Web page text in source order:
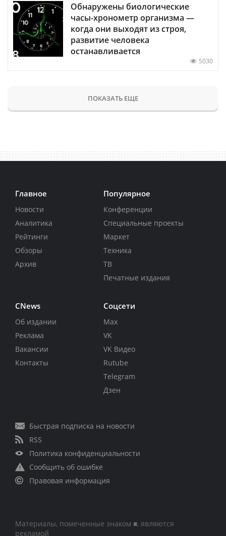
Обнаружены биологические
часы-хронометр организма —
когда они выходят из строя,
развитие человека
останавливается
5030
ПОКАЗАТЬ ЕЩЕ
Главное
Новости
Аналитика
Рейтинги
Обзоры
Архив
Популярное
Конференции
Специальные проекты
Маркет
Техника
ТВ
Печатные издания
CNews
Об издании
Реклама
Вакансии
Контакты
Соцсети
Max
VK
VK Видео
Rutube
Telegram
Дзен
Быстрая подписка на новости
RSS
Политика конфиденциальности
Сообщить об ошибке
Правовая информация
Материалы, помеченные знаком ■, являются
рекламой